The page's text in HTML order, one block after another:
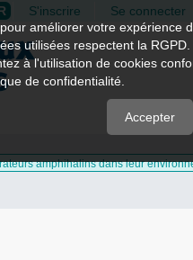
S'inscrire Se connecter
amphihalins dans leur
améliorer votre expérience
utilisées respectent la
à l'utilisation de cookies
de confidentialité.
Accepter